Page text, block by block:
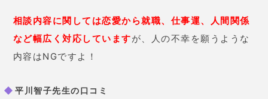
か悩んでいたんです。平川先生は
私の話を真剣に聞いてくれ、
別れ
るべきと背中を押してくれまし